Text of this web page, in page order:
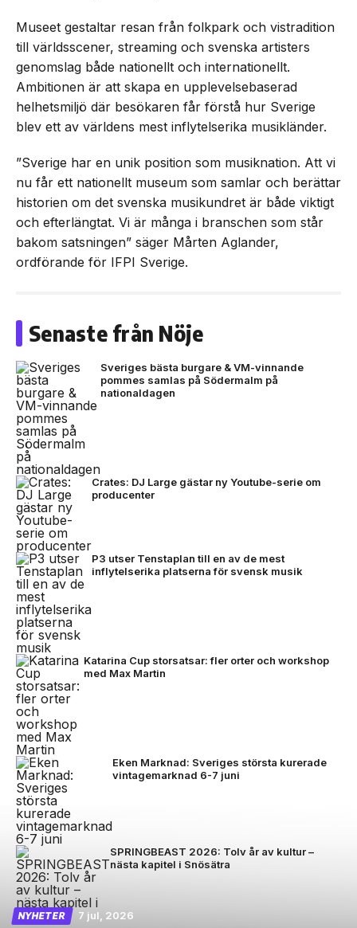
Museet gestaltar resan från folkpark och vistradition
till världsscener, streaming och svenska artisters
genomslag både nationellt och internationellt.
Ambitionen är att skapa en upplevelsebaserad
helhetsmiljö där besökaren får förstå hur Sverige
blev ett av världens mest inflytelserika musikländer.
”Sverige har en unik position som musiknation. Att vi
nu får ett nationellt museum som samlar och berättar
historien om det svenska musikundret är både viktigt
och efterlängtat. Vi är många i branschen som står
bakom satsningen” säger Mårten Aglander,
ordförande för IFPI Sverige.
Senaste från Nöje
Sveriges bästa burgare & VM-vinnande
pommes samlas på Södermalm på
nationaldagen
Crates: DJ Large gästar ny Youtube-serie om
producenter
P3 utser Tenstaplan till en av de mest
inflytelserika platserna för svensk musik
Katarina Cup storsatsar: fler orter och workshop
med Max Martin
Eken Marknad: Sveriges största kurerade
vintagemarknad 6-7 juni
SPRINGBEAST 2026: Tolv år av kultur –
nästa kapitel i Snösätra
NYHETER 7 jul, 2026